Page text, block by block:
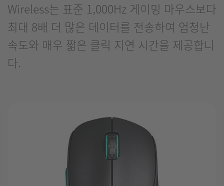
Wireless는 표준 1,000Hz 게이밍 마우스보다
최대 8배 더 많은 데이터를 전송하여 엄청난
속도와 매우 짧은 클릭 지연 시간을 제공합니
다.